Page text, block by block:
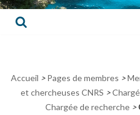
Accueil > Pages de membres >
et chercheuses CNRS >
Chargée de recherche >